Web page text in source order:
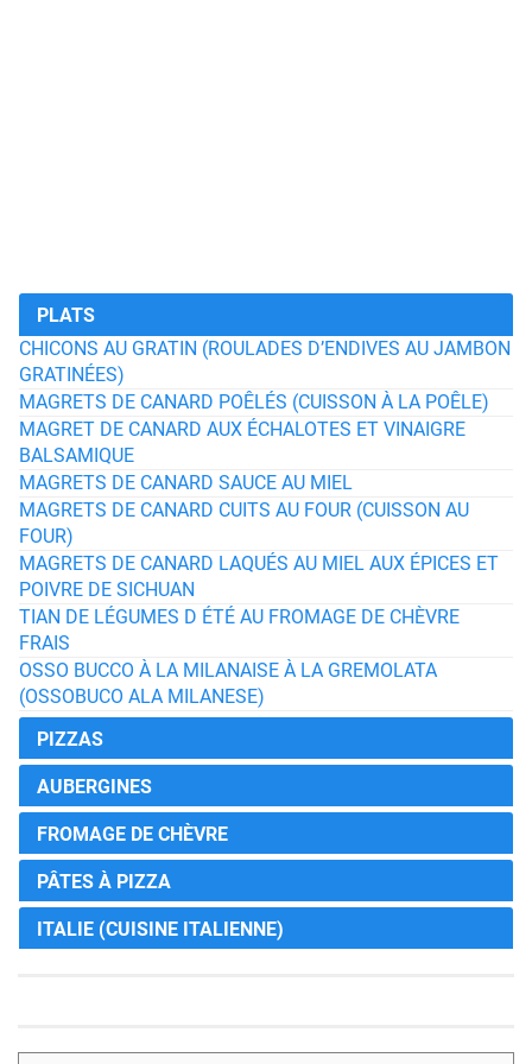
PLATS
CHICONS AU GRATIN (ROULADES D’ENDIVES AU JAMBON
GRATINÉES)
MAGRETS DE CANARD POÊLÉS (CUISSON À LA POÊLE)
MAGRET DE CANARD AUX ÉCHALOTES ET VINAIGRE
BALSAMIQUE
MAGRETS DE CANARD SAUCE AU MIEL
MAGRETS DE CANARD CUITS AU FOUR (CUISSON AU
FOUR)
MAGRETS DE CANARD LAQUÉS AU MIEL AUX ÉPICES ET
POIVRE DE SICHUAN
TIAN DE LÉGUMES D ÉTÉ AU FROMAGE DE CHÈVRE
FRAIS
OSSO BUCCO À LA MILANAISE À LA GREMOLATA
(OSSOBUCO ALA MILANESE)
PIZZAS
AUBERGINES
FROMAGE DE CHÈVRE
PÂTES À PIZZA
ITALIE (CUISINE ITALIENNE)